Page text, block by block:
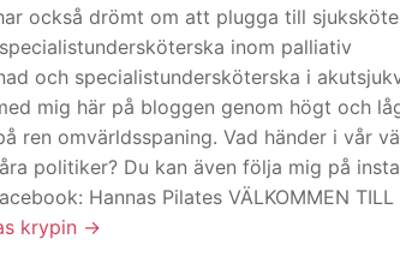
också drömt om att plugga till
inom palliativ
och specialistundersköterska i
mig här på bloggen genom högt och
ren omvärldsspaning. Vad händer i vår
politiker? Du kan även följa mig på
Hannas Pilates VÄLKOMMEN TILL
krypin